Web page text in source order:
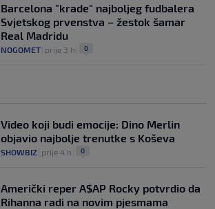
Barcelona "krade" najboljeg fudbalera
Svjetskog prvenstva – žestok šamar
Real Madridu
NOGOMET prije 3 h 0
Video koji budi emocije: Dino Merlin
objavio najbolje trenutke s Koševa
SHOWBIZ prije 4 h 0
Američki reper A$AP Rocky potvrdio da
Rihanna radi na novim pjesmama